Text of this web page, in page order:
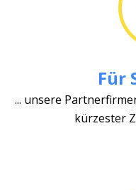
Für
... unsere
kürzester